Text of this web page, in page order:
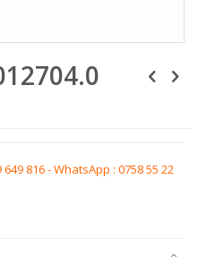
816 - WhatsApp : 0758 55 22